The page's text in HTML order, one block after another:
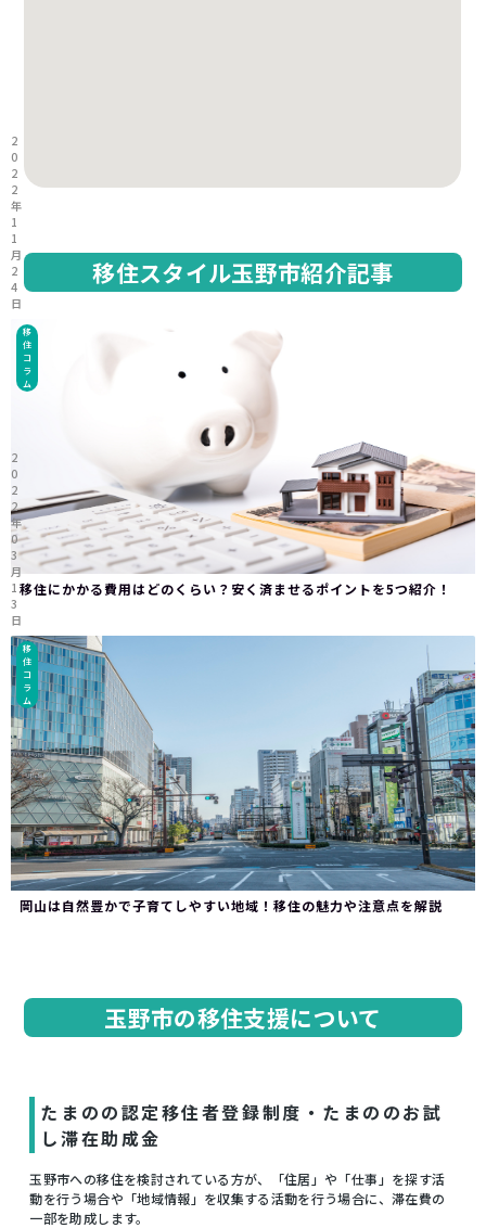
移住スタイル玉野市紹介記事
移
住
コ
ラ
ム
移住にかかる費用はどのくらい？安く済ませるポイントを5つ紹介！
2
0
2
2
年
1
1
月
2
4
日
移
住
コ
ラ
ム
岡山は自然豊かで子育てしやすい地域！移住の魅力や注意点を解説
2
0
2
2
年
0
3
月
1
3
日
玉野市の移住支援について
たまのの認定移住者登録制度・たまののお試
し滞在助成金
玉野市への移住を検討されている方が、「住居」や「仕事」を探す活
動を行う場合や「地域情報」を収集する活動を行う場合に、滞在費の
一部を助成します。